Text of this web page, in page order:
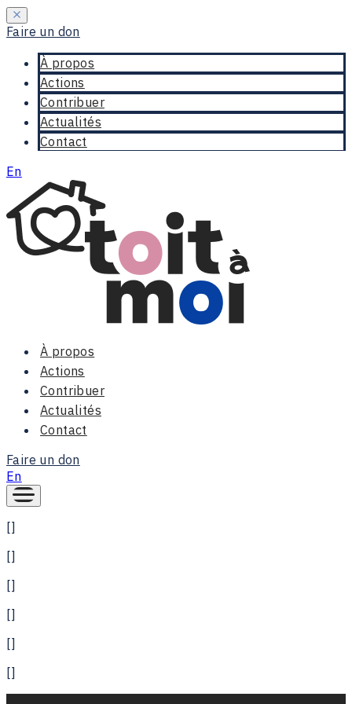
Faire un don
À propos
Actions
Contribuer
Actualités
Contact
En
À propos
Actions
Contribuer
Actualités
Contact
Faire un don
En
[]
[]
[]
[]
[]
[]